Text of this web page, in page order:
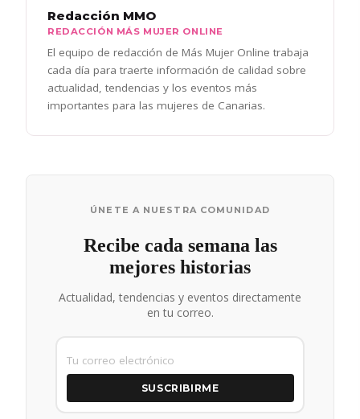
Redacción MMO
REDACCIÓN MÁS MUJER ONLINE
El equipo de redacción de Más Mujer Online trabaja
cada día para traerte información de calidad sobre
actualidad, tendencias y los eventos más
importantes para las mujeres de Canarias.
ÚNETE A NUESTRA COMUNIDAD
Recibe cada semana las
mejores historias
Actualidad, tendencias y eventos directamente
en tu correo.
SUSCRIBIRME